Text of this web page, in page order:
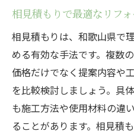
相見積もりで最適なリフ
相見積もりは、和歌山県で
める有効な手法です。複数
価格だけでなく提案内容や
を比較検討しましょう。具
も施工方法や使用材料の違
ることがあります。相見積